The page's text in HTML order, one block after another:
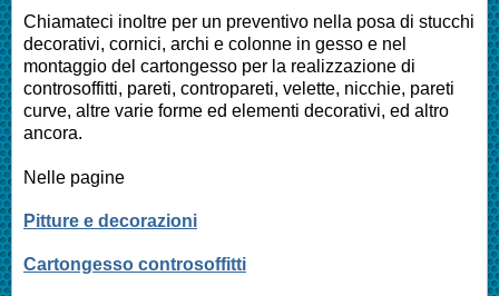
Chiamateci inoltre per un preventivo nella posa di stucchi
decorativi, cornici, archi e colonne in gesso e nel
montaggio del cartongesso per la realizzazione di
controsoffitti, pareti, contropareti, velette, nicchie, pareti
curve, altre varie forme ed elementi decorativi, ed altro
ancora.
Nelle pagine
Pitture e decorazioni
Cartongesso controsoffitti